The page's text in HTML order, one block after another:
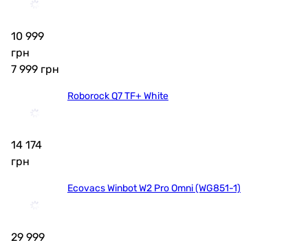
10 999
грн
7 999 грн
Roborock Q7 TF+ White
14 174
грн
Ecovacs Winbot W2 Pro Omni (WG851-1)
29 999